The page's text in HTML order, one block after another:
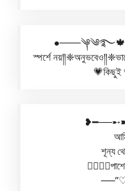
স্পর্শে
💗কিছুই
শূন্য
✿⃟✺⃟পাশে